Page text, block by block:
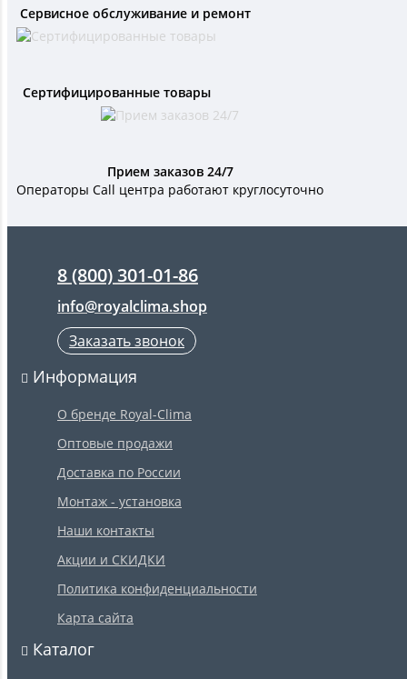
Сервисное обслуживание и ремонт
Сертифицированные товары
Прием заказов 24/7
Операторы Call центра работают круглосуточно
8 (800) 301-01-86
info@royalclima.shop
Заказать звонок
Информация
О бренде Royal-Clima
Оптовые продажи
Доставка по России
Монтаж - установка
Наши контакты
Акции и СКИДКИ
Политика конфиденциальности
Карта сайта
Каталог